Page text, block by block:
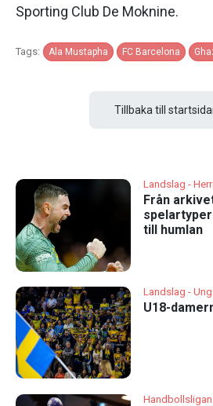
Sporting Club De Moknine.
Tags: Ala Mustapha FC Barcelona
Tillbaka till
Landslag -
Från
till humlan
Landslag -
U18-
Handbollsligan